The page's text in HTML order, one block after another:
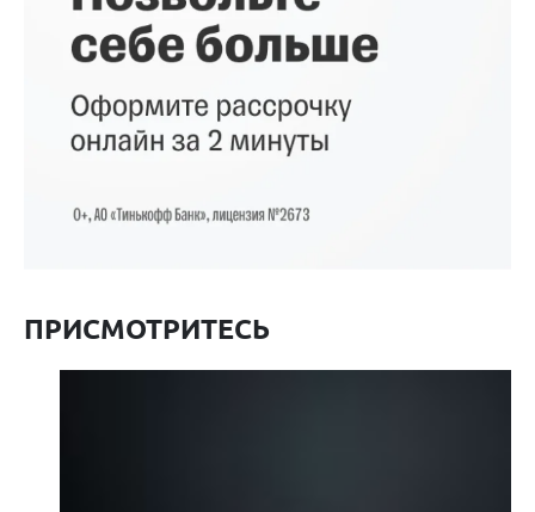
ПРИСМОТРИТЕСЬ